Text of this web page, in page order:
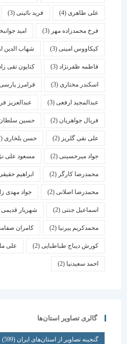
علی طاهری(4) فرید نائینی(3)
فرخ محمدزاده مهر(3) امید جوانبخت(3)
کیکاووس امینی(3) شهاب الدین ارفعی(3)
فاطمه ظفرنژاد(3) کتایون تقی زاده(3)
اسكندر مختاری (3) فرامرز پارسی(3)
عبدالمجید ارفعی(3) عبدالعزیز
فریال جواهریان(2) حسین سلطان زاده(2)
علی نقی گلریز(2) حسن بلخاری(2)
جواد میرحسینی(2) مسعود علی نژاد(2)
محمدرضا کارگر(2) ابراهیم حقیقی(2)
محمدرضا اصلانی(2) جواد مهدی زاده(2)
اسماعیل جنتی(2) شهریار قدیمی(2)
محمدکریم پیرنیا (2) کامران صفامنش(2)
کورش دیباج طباطبایی(2) علی ملکی(2)
احمد سعیدنیا (2)
گالری تصاویر استان‌ها
گنجینه تصاویر از استان‌های ایران(599)